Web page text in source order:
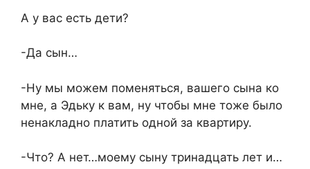
А у вас есть дети?
-Да сын…
-Ну мы можем поменяться, вашего сына ко
мне, а Эдьку к вам, ну чтобы мне тоже было
ненакладно платить одной за квартиру.
-Что? А нет…моему сыну тринадцать лет и…